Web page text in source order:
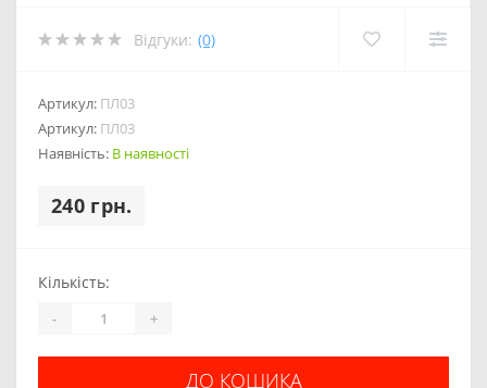
Відгуки: (0)
Артикул: ПЛ03
Артикул: ПЛ03
Наявність: В наявності
240 грн.
Кількість:
- +
ДО КОШИКА